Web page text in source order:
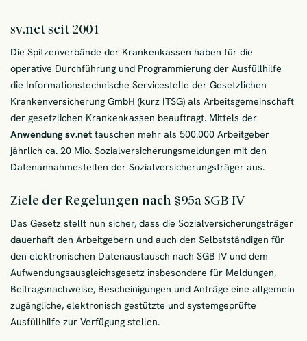
sv.net seit 2001
Die Spitzenverbände der Krankenkassen haben für die
operative Durchführung und Programmierung der Ausfüllhilfe
die Informationstechnische Servicestelle der Gesetzlichen
Krankenversicherung GmbH (kurz ITSG) als Arbeitsgemeinschaft
der gesetzlichen Krankenkassen beauftragt. Mittels der
Anwendung sv.net tauschen mehr als 500.000 Arbeitgeber
jährlich ca. 20 Mio. Sozialversicherungsmeldungen mit den
Datenannahmestellen der Sozialversicherungsträger aus.
Ziele der Regelungen nach §95a SGB IV
Das Gesetz stellt nun sicher, dass die Sozialversicherungsträger
dauerhaft den Arbeitgebern und auch den Selbstständigen für
den elektronischen Datenaustausch nach SGB IV und dem
Aufwendungsausgleichsgesetz insbesondere für Meldungen,
Beitragsnachweise, Bescheinigungen und Anträge eine allgemein
zugängliche, elektronisch gestützte und systemgeprüfte
Ausfüllhilfe zur Verfügung stellen.